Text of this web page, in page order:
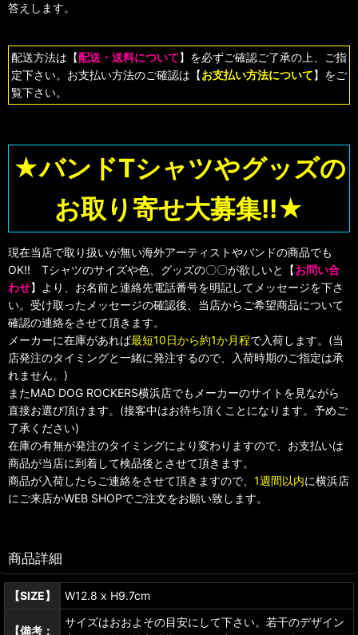
答えします。
配送方法は【配送・送料について】を必ずご確認ご了承の上、ご指
定下さい。お支払い方法のご確認は【お支払い方法について】をご
覧下さい。
★バンドTシャツやグッズの
お取り寄せ大募集!!★
現在当店で取り扱いが無い海外アーティストやバンドの商品でも
OK!! Tシャツのサイズや色、グッズの〇〇が欲しいと【お問い合
わせ】より、お名前と連絡先電話番号を明記してメッセージを下さ
い。受け取ったメッセージの確認後、当店からご希望商品について
確認の連絡をさせて頂きます。
メーカーに在庫があれば最短10日から約1か月程で入荷します。(当
店発注のタイミングと一緒に発注するので、入荷時期のご指定は承
れません。)
またMAD DOG ROCKERS横浜店でもメーカーのサイトを見ながら
直接お選び頂けます。(接客中はお待ち頂くことになります。予めご
了承ください)
在庫の有無が発注のタイミングにより変わりますので、お支払いは
商品が当店に到着して検品後とさせて頂きます。
商品が入荷したらご連絡をさせて頂きますので、 1週間以内に横浜店
にご来店かWEB SHOPでご注文をお願い致します。
商品詳細
【SIZE】 W12.8 x H9.7cm
【備考：
サイズはおおよその目安にして下さい。若干のデザイン